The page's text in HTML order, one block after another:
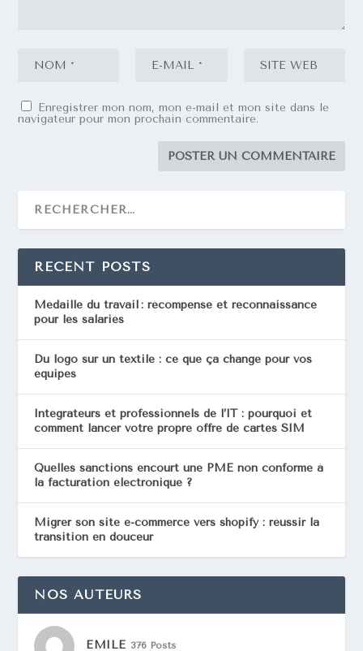
Enregistrer mon nom, mon e-mail et mon site dans le
navigateur pour mon prochain commentaire.
RECENT POSTS
Médaille du travail : récompense et reconnaissance
pour les salariés
Du logo sur un textile : ce que ça change pour vos
équipes
Intégrateurs et professionnels de l’IT : pourquoi et
comment lancer votre propre offre de cartes SIM
Quelles sanctions encourt une PME non conforme à
la facturation électronique ?
Migrer son site e-commerce vers shopify : réussir la
transition en douceur
NOS AUTEURS
EMILE 376 Posts